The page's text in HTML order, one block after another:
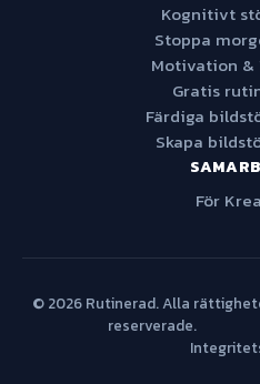
Kognitivt
Stoppa
Motivation &
Gratis
Färdiga
Skapa
För
© 2026 Rutinerad. Alla
reserverade.